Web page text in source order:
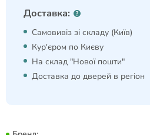
Доставка:
Самовивіз зі складу (Київ)
Кур'єром по Києву
На склад "Нової пошти"
Доставка до дверей в регіон